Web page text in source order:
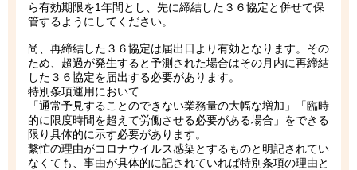
ら有効期限を1年間とし、先に締結した３６協定と併せて保
管するようにしてください。
尚、再締結した３６協定は届出日より有効となります。その
ため、超過が発生すると予測された場合はその月内に再締結
した３６協定を届出する必要があります。
特別条項運用において
「通常予見することのできない業務量の大幅な増加」「臨時
的に限度時間を超えて労働させる必要がある場合」をできる
限り具体的に示す必要があります。
繫忙の理由がコロナウイルス感染とするものと明記されてい
なくても、事由が具体的に記されていれば特別条項の理由と